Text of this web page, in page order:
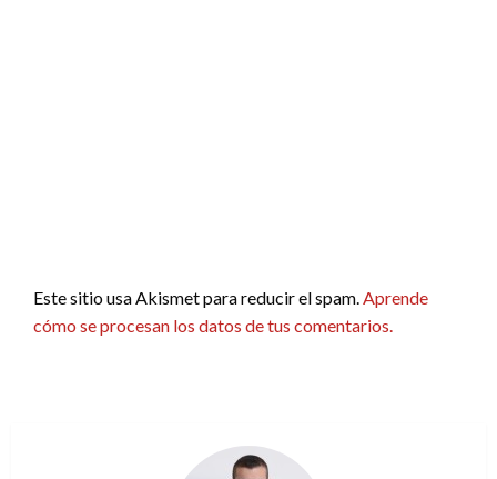
Este sitio usa Akismet para reducir el spam. Aprende
cómo se procesan los datos de tus comentarios.